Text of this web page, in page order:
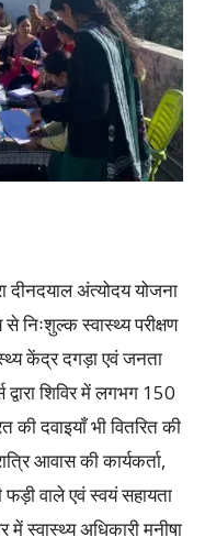
दीनदयाल अंत्योदय योजना
निःशुल्क स्वास्थ्य परीक्षण
केंद्र दगड़ा एवं जनता
शिविर में लगभग 150
की दवाइयाँ भी वितरित की
आवास की कार्यकर्ता,
वाले एवं स्वयं सहायता
स्वास्थ्य अधिकारी मनीषा